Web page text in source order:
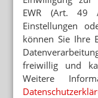
EWR (Art. 49
Einstellungen
können Sie Ihre
freiwillig und
Weitere
KOMMENTAR
Cannabis:
Chaos
Es hatte
ging beim
Erstattung
standen